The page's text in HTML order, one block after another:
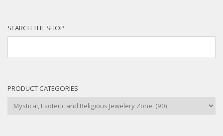
SEARCH THE SHOP
PRODUCT CATEGORIES